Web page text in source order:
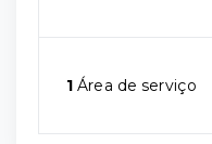
1 Área de serviço